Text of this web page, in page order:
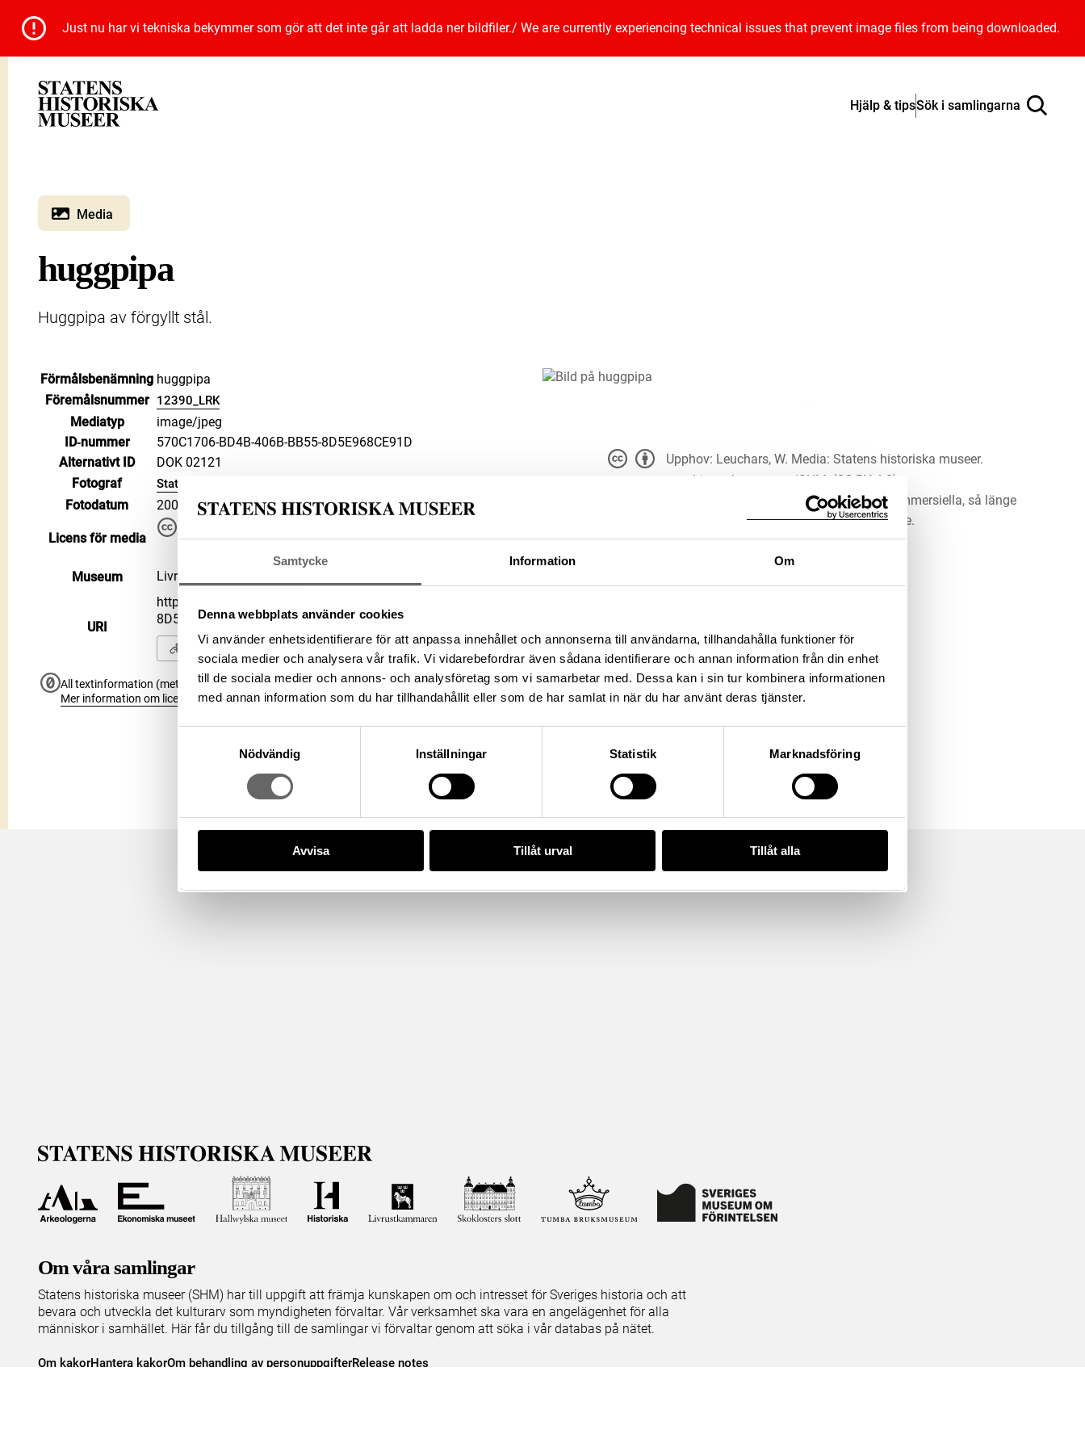
Samtycke Information Om
Denna webbplats använder cookies
Vi använder enhetsidentifierare för att anpassa innehållet och annonserna till användarna, tillhandahålla funktioner för
sociala medier och analysera vår trafik. Vi vidarebefordrar även sådana identifierare och annan information från din enhet
till de sociala medier och annons- och analysföretag som vi samarbetar med. Dessa kan i sin tur kombinera informationen
med annan information som du har tillhandahållit eller som de har samlat in när du har använt deras tjänster.
Nödvändig
Inställningar Statistik Marknadsföring
Avvisa Tillåt urval Tillåt alla
Just nu har vi tekniska bekymmer som gör att det inte går att ladda ner bildfiler./ We are currently experiencing technical issues that prevent image files from being downloaded.
Hjälp & tipsSök i samlingarna
Media
huggpipa
Huggpipa av förgyllt stål.
Förmålsbenämning huggpipa
Föremålsnummer 12390_LRK
Mediatyp
image/jpeg
ID‑nummer
570C1706-BD4B-406B-BB55-8D5E968CE91D
Alternativt ID
DOK 02121
Fotograf
Statens historiska museer
Fotodatum 2004
Licens för media
kommersiella, så länge du anger upphovsperson och licensgivare.
Museum Livrustkammaren
URI
https://samlingar.shm.se/media/570C1706-BD4B-406B-BB55-
8D5E968CE91D
Kopiera URI
All textinformation (metadata) på denna sida är fri att använda enligt licensen CC0.
Mer information om licenser hos Statens historiska museer.
Upphov: Leuchars, W. Media: Statens historiska museer.
Livrustkammaren/SHM, (CC BY 4.0)
Du får bearbeta och dela verket för alla ändamål, även kommersiella, så länge
du anger upphovsperson och licensgivare.
Om våra samlingar
Statens historiska museer (SHM) har till uppgift att främja kunskapen om och intresset för Sveriges historia och att
bevara och utveckla det kulturarv som myndigheten förvaltar. Vår verksamhet ska vara en angelägenhet för alla
människor i samhället. Här får du tillgång till de samlingar vi förvaltar genom att söka i vår databas på nätet.
Om kakorHantera kakorOm behandling av personuppgifterRelease notes